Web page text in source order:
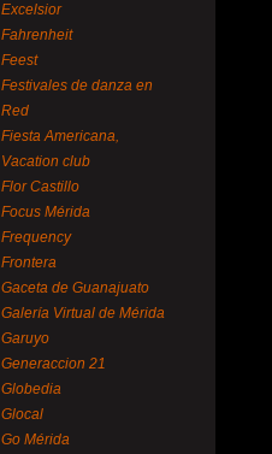
Excelsior
Fahrenheit
Feest
Festivales de danza en
Red
Fiesta Americana,
Vacation club
Flor Castillo
Focus Mérida
Frequency
Frontera
Gaceta de Guanajuato
Galería Virtual de Mérida
Garuyo
Generaccion 21
Globedia
Glocal
Go Mérida